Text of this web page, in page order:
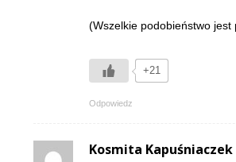
(Wszelkie podobieństwo jest
+21
Odpowiedz
Kosmita Kapuśniaczek